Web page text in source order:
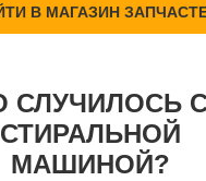
В МАГАЗИН
СЛУЧИЛОСЬ
СТИРАЛЬНОЙ
МАШИНОЙ?